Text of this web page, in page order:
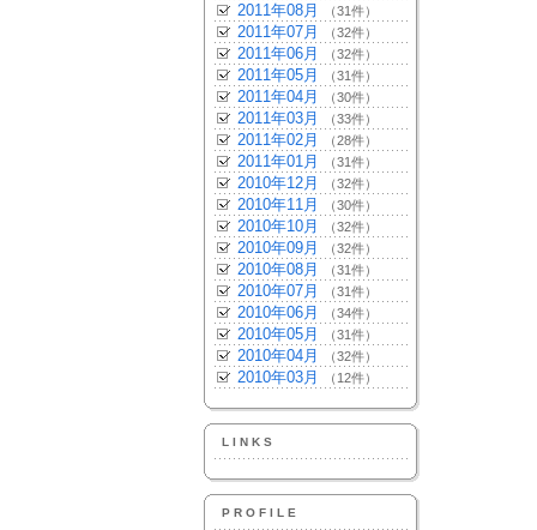
2011年08月 （31件）
2011年07月 （32件）
2011年06月 （32件）
2011年05月 （31件）
2011年04月 （30件）
2011年03月 （33件）
2011年02月 （28件）
2011年01月 （31件）
2010年12月 （32件）
2010年11月 （30件）
2010年10月 （32件）
2010年09月 （32件）
2010年08月 （31件）
2010年07月 （31件）
2010年06月 （34件）
2010年05月 （31件）
2010年04月 （32件）
2010年03月 （12件）
LINKS
PROFILE